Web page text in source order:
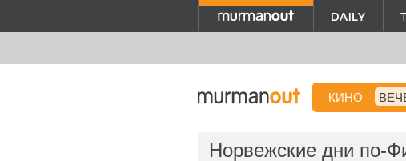
КИНО
Норвежские дни по-